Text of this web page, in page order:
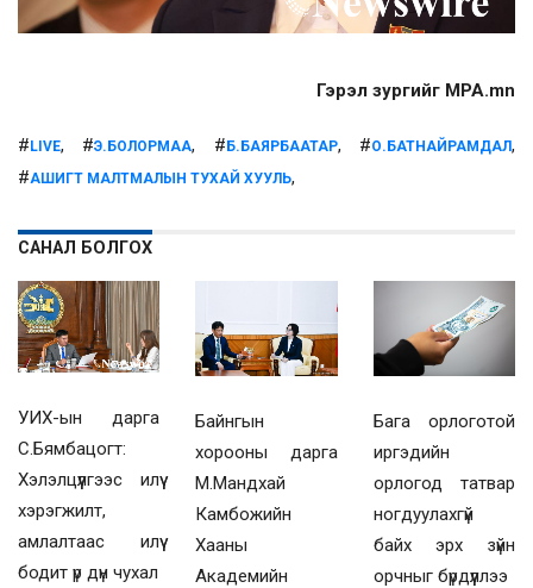
Гэрэл зургийг MPA.mn
# LIVE, #Э.БОЛОРМАА, # Б.БАЯРБААТАР, #О.БАТНАЙРАМДАЛ,
#АШИГТ МАЛТМАЛЫН ТУХАЙ ХУУЛЬ,
САНАЛ БОЛГОХ
УИХ-ын дарга
С.Бямбацогт:
Хэлэлцүүлгээс илүү
хэрэгжилт,
амлалтаас илүү
бодит үр дүн чухал
Байнгын
хорооны дарга
М.Мандхай
Камбожийн
Хааны
Академийн
Бага орлоготой
иргэдийн
орлогод татвар
ногдуулахгүй
байх эрх зүйн
орчныг бүрдүүллээ